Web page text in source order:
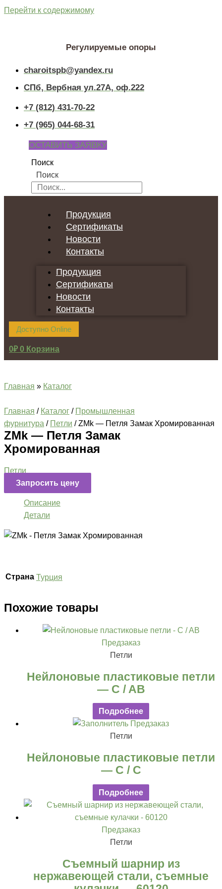
Перейти к содержимому
Регулируемые опоры
charoitspb@yandex.ru
СПб, Вербная ул.27А, оф.222
+7 (812) 431-70-22
+7 (965) 044-68-31
ОСТАВИТЬ ЗАЯВКУ
Поиск
Поиск
Продукция
Сертификаты
Новости
Контакты
Продукция
Сертификаты
Новости
Контакты
Доступно Online
0₽ 0 Корзина
Главная » Каталог
Главная / Каталог / Промышленная
фурнитура / Петли / ZMk — Петля Замак Хромированная
ZMk — Петля Замак
Хромированная
Петли
Запросить цену
Описание
Детали
Страна Турция
Похожие товары
Предзаказ
Петли
Нейлоновые пластиковые петли
— C / AB
Подробнее
Предзаказ
Петли
Нейлоновые пластиковые петли
— C / C
Подробнее
Предзаказ
Петли
Съемный шарнир из
нержавеющей стали, съемные